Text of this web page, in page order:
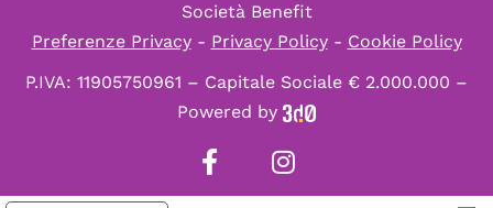
Società Benefit
Preferenze Privacy- Privacy Policy- Cookie Policy
P.IVA: 11905750961 – Capitale Sociale € 2.000.000 –
Powered by